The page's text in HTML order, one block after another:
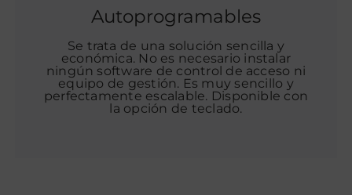
Autoprogramables
Se trata de una solución sencilla y
económica. No es necesario instalar
ningún software de control de acceso ni
equipo de gestión. Es muy sencillo y
perfectamente escalable. Disponible con
la opción de teclado.